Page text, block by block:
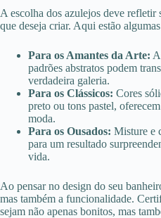
A escolha dos azulejos deve refletir
que deseja criar. Aqui estão
Para os Amantes da Arte:
padrões abstratos podem
verdadeira galeria.
Para os Clássicos: Cores
preto ou tons pastel,
moda.
Para os Ousados: Misture e
para um resultado
vida.
Ao pensar no design do seu
mas também a funcionalidade.
sejam não apenas bonitos, mas